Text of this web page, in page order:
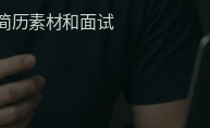
历素材和面试